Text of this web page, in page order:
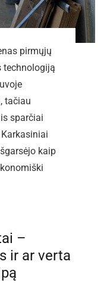
pirmųjų
technologiją
tačiau
sparčiai
kaip
–
ir ar verta